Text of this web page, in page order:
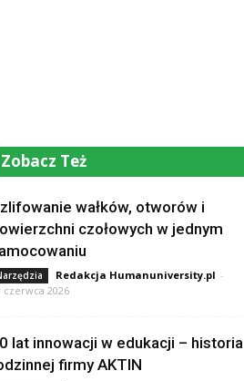
Zobacz Też
wałków, otworów i
czołowych w jednym
Redakcja Humanuniversity.pl -
czerwca 2026
lat innowacji w edukacji – historia
firmy AKTIN